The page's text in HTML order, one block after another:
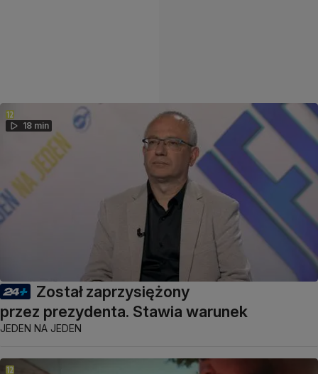
18 min
Został zaprzysiężony
przez prezydenta. Stawia warunek
JEDEN NA JEDEN